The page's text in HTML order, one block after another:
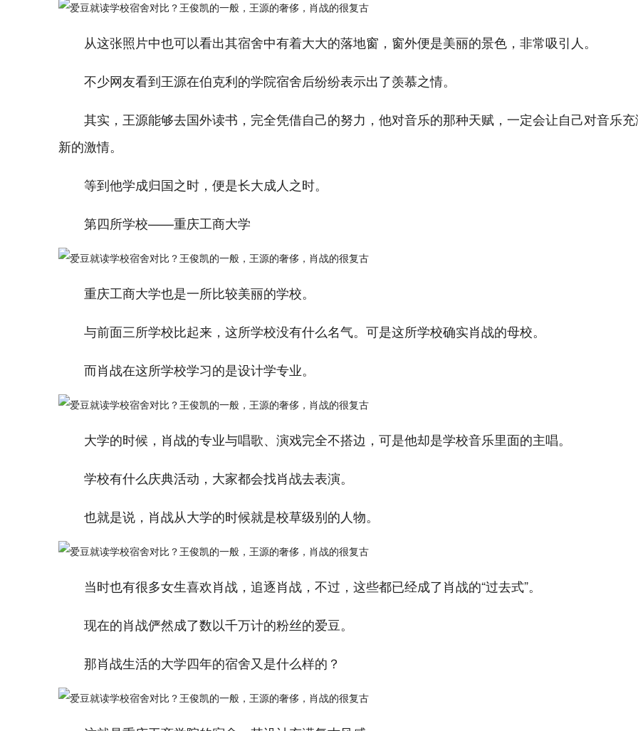
从这张照片中也可以看出其宿舍中有着大大的落地窗，窗外便是美丽的景色，非常吸引人。
不少网友看到王源在伯克利的学院宿舍后纷纷表示出了羡慕之情。
其实，王源能够去国外读书，完全凭借自己的努力，他对音乐的那种天赋，一定会让自己对音乐
新的激情。
等到他学成归国之时，便是长大成人之时。
第四所学校——重庆工商大学
重庆工商大学也是一所比较美丽的学校。
与前面三所学校比起来，这所学校没有什么名气。可是这所学校确实肖战的母校。
而肖战在这所学校学习的是设计学专业。
大学的时候，肖战的专业与唱歌、演戏完全不搭边，可是他却是学校音乐里面的主唱。
学校有什么庆典活动，大家都会找肖战去表演。
也就是说，肖战从大学的时候就是校草级别的人物。
当时也有很多女生喜欢肖战，追逐肖战，不过，这些都已经成了肖战的“过去式”。
现在的肖战俨然成了数以千万计的粉丝的爱豆。
那肖战生活的大学四年的宿舍又是什么样的？